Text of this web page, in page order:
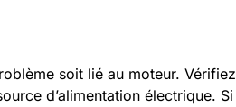
soit lié au moteur. Vérifiez
d’alimentation électrique. Si